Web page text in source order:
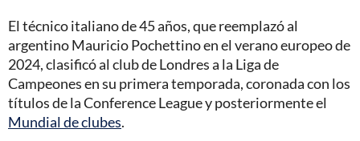
El técnico italiano de 45 años, que reemplazó al
argentino Mauricio Pochettino en el verano europeo de
2024, clasificó al club de Londres a la Liga de
Campeones en su primera temporada, coronada con los
títulos de la Conference League y posteriormente el
Mundial de clubes.